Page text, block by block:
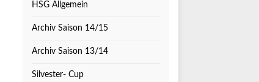
HSG Allgemein
Archiv Saison 14/15
Archiv Saison 13/14
Silvester- Cup